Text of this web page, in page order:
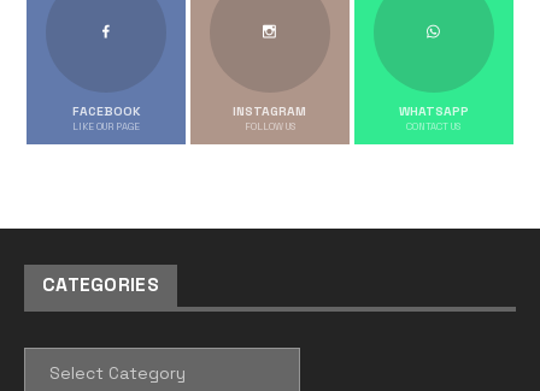
FACEBOOK
LIKE OUR PAGE
INSTAGRAM
FOLLOW US
WHATSAPP
CONTACT US
CATEGORIES